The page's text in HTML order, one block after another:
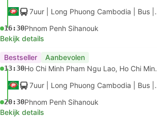
7uur | Long Phuong Cambodia Bus
16:30Phnom Penh Sihanouk
Bekijk details
Bestseller Aanbevolen
13:30
Ho Chi
7uur | Long Phuong Cambodia Bus
20:30Phnom Penh Sihanouk
Bekijk details